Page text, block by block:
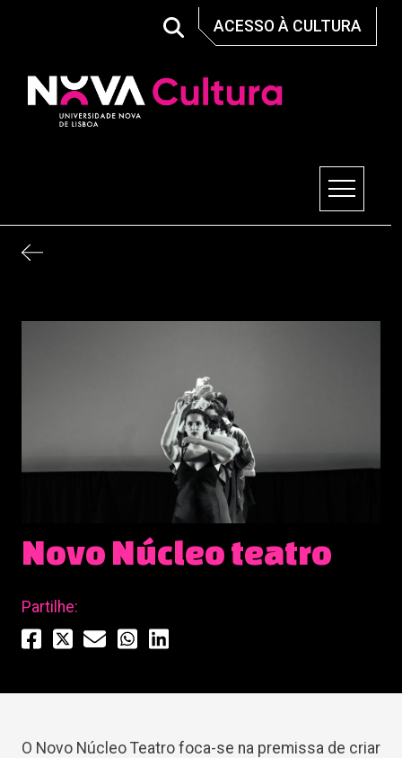
ACESSO À CULTURA
Novo Núcleo teatro
Partilhe:
O Novo Núcleo Teatro foca-se na premissa de criar